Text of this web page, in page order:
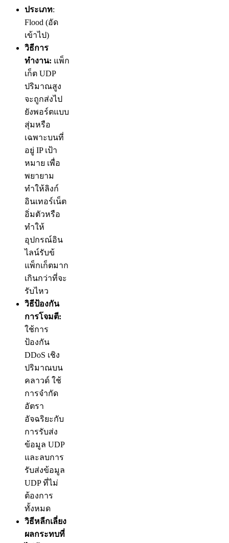
ประเภท:
Flood (อัด
เข้าไป)
วิธีการ
ทำงาน: แพ็ก
เก็ต UDP
ปริมาณสูง
จะถูกส่งไป
ยังพอร์ตแบบ
สุ่มหรือ
เฉพาะบนที่
อยู่ IP เป้า
หมาย เพื่อ
พยายาม
ทำให้ลิงก์
อินเทอร์เน็ต
อิ่มตัวหรือ
ทำให้
อุปกรณ์อิน
ไลน์รับข้
แพ็กเก็ตมาก
เกินกว่าที่จะ
รับไหว
วิธีป้องกัน
การโจมตี:
ใช้การ
ป้องกัน
DDoS เชิง
ปริมาณบน
คลาวด์ ใช้
การจำกัด
อัตรา
อัจฉริยะกับ
การรับส่ง
ข้อมูล UDP
และลบการ
รับส่งข้อมูล
UDP ที่ไม่
ต้องการ
ทั้งหมด
วิธีหลีกเลี่ยง
ผลกระทบที่